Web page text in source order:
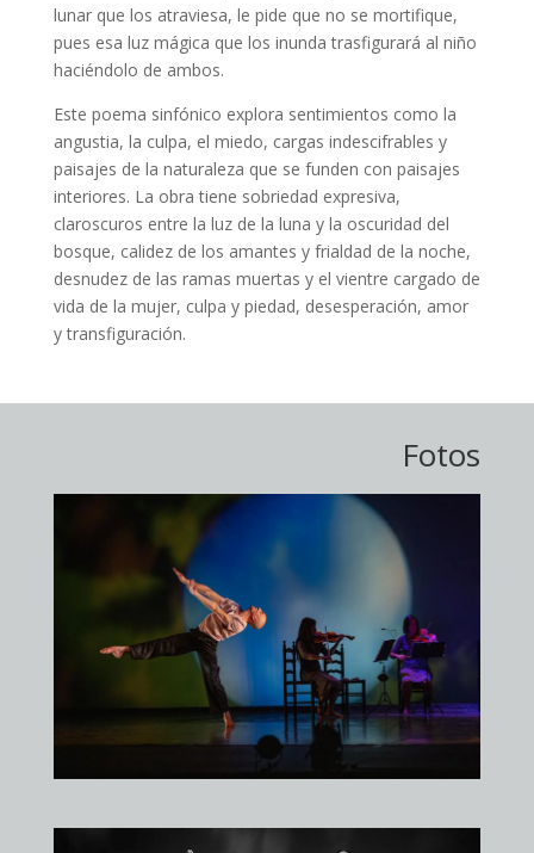
lunar que los atraviesa, le pide que no se mortifique,
pues esa luz mágica que los inunda trasfigurará al niño
haciéndolo de ambos.
Este poema sinfónico explora sentimientos como la
angustia, la culpa, el miedo, cargas indescifrables y
paisajes de la naturaleza que se funden con paisajes
interiores. La obra tiene sobriedad expresiva,
claroscuros entre la luz de la luna y la oscuridad del
bosque, calidez de los amantes y frialdad de la noche,
desnudez de las ramas muertas y el vientre cargado de
vida de la mujer, culpa y piedad, desesperación, amor
y transfiguración.
Fotos